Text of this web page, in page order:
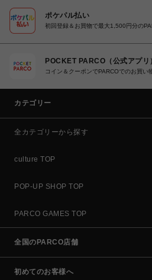
ポケパル払い
初回登録＆お買物で最大1,500円分の
POCKET PARCO（公式アプリ
コイン＆クーポンでPARCOでのお買い
カテゴリー
全カテゴリーから探す
culture TOP
POP-UP SHOP TOP
PARCO GAMES TOP
全国のPARCO店舗
初めてのお客様へ